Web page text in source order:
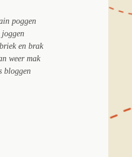
poggen
joggen
en brak
weer mak
bloggen